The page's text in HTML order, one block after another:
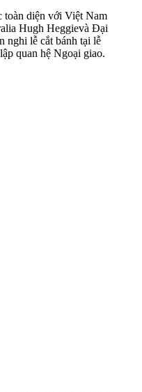
Hugh Heggievà Đại
nghi lễ cắt bánh tại lễ
quan hệ Ngoại giao.